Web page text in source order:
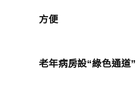
方便
老年病房設“綠色通道”